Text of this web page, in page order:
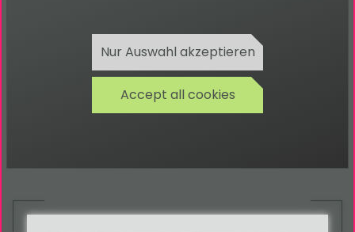
TYPO3 CMS Backend-Module
TYPO3 CMS Monitoring
TYPO3 CMS Updates
TYPO3 CMS Performance-Optimierungen
Nur Auswahl akzeptieren
Accept all cookies